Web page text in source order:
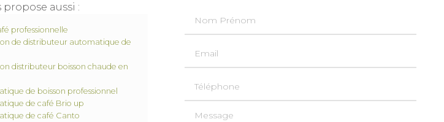
propose aussi :
professionnelle
de distributeur automatique de
distributeur boisson chaude en
de boisson professionnel
de café Brio up
de café Canto
Message